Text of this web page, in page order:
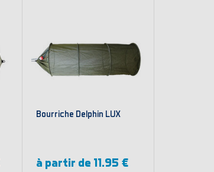
Bourriche Delphin LUX
à partir de 11.95 €